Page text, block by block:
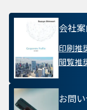
会社
印刷推
閲覧推
お問